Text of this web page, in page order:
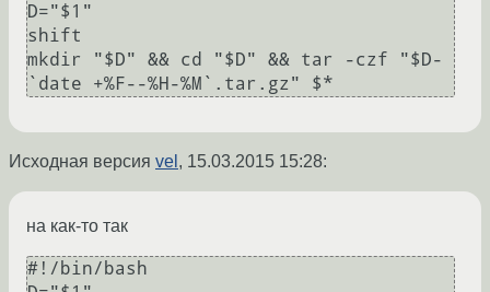
D="$1"
shift
mkdir "$D" && cd "$D" && tar -czf "$D-
Исходная версия vel , 15.03.2015 15:28:
на как-то так
#!/bin/bash